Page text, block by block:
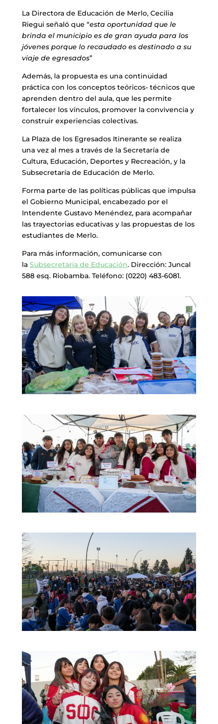
La Directora de Educación de Merlo, Cecilia
Riegui señaló que “esta oportunidad que le
brinda el municipio es de gran ayuda para los
jóvenes porque lo recaudado es destinado a su
viaje de egresados”
Además, la propuesta es una continuidad
práctica con los conceptos teóricos- técnicos que
aprenden dentro del aula, que les permite
fortalecer los vínculos, promover la convivencia y
construir experiencias colectivas.
La Plaza de los Egresados Itinerante se realiza
una vez al mes a través de la Secretaría de
Cultura, Educación, Deportes y Recreación, y la
Subsecretaría de Educación de Merlo.
Forma parte de las políticas públicas que impulsa
el Gobierno Municipal, encabezado por el
Intendente Gustavo Menéndez, para acompañar
las trayectorias educativas y las propuestas de los
estudiantes de Merlo.
Para más información, comunicarse con
la Subsecretaría de Educación. Dirección: Juncal
588 esq. Riobamba. Teléfono: (0220) 483-6081.